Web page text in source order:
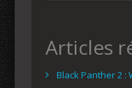
Articles
Black Panther 2 :